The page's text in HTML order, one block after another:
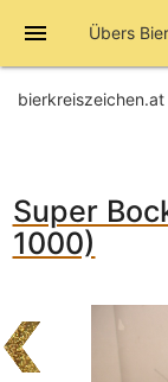
menu Übers Bier
bierkreiszeichen.at
Super
1000)